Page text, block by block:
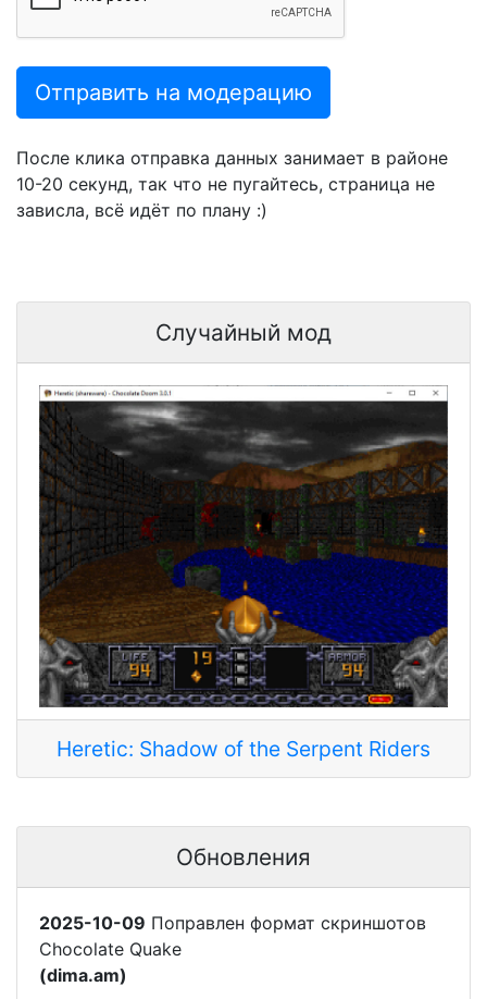
Отправить на модерацию
После клика отправка данных занимает в районе
10-20 секунд, так что не пугайтесь, страница не
зависла, всё идёт по плану :)
Случайный мод
Heretic: Shadow of the Serpent Riders
Обновления
2025-10-09 Поправлен формат скриншотов
Chocolate Quake
(dima.am)